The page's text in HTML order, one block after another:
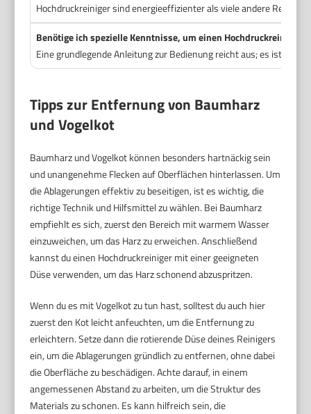
Hochdruckreiniger sind energieeffizienter als viele andere
Benötige ich spezielle Kenntnisse, um einen Hochdruckreiniger
Eine grundlegende Anleitung zur Bedienung reicht aus; es ist
Tipps zur Entfernung von Baumharz
und Vogelkot
Baumharz und Vogelkot können besonders hartnäckig sein
und unangenehme Flecken auf Oberflächen hinterlassen. Um
die Ablagerungen effektiv zu beseitigen, ist es wichtig, die
richtige Technik und Hilfsmittel zu wählen. Bei Baumharz
empfiehlt es sich, zuerst den Bereich mit warmem Wasser
einzuweichen, um das Harz zu erweichen. Anschließend
kannst du einen Hochdruckreiniger mit einer geeigneten
Düse verwenden, um das Harz schonend abzuspritzen.
Wenn du es mit Vogelkot zu tun hast, solltest du auch hier
zuerst den Kot leicht anfeuchten, um die Entfernung zu
erleichtern. Setze dann die rotierende Düse deines Reinigers
ein, um die Ablagerungen gründlich zu entfernen, ohne dabei
die Oberfläche zu beschädigen. Achte darauf, in einem
angemessenen Abstand zu arbeiten, um die Struktur des
Materials zu schonen. Es kann hilfreich sein, die